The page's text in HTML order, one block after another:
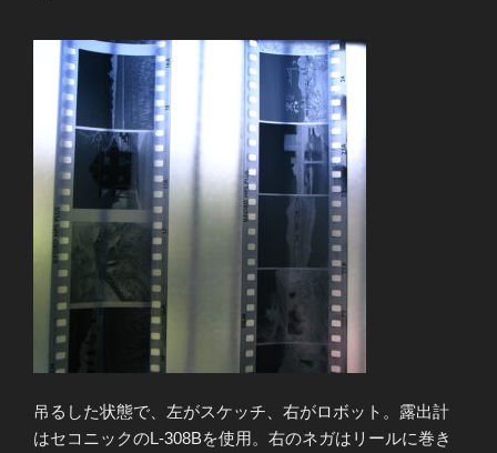
吊るした状態で、左がスケッチ、右がロボット。露出計
はセコニックのL-308Bを使用。右のネガはリールに巻き